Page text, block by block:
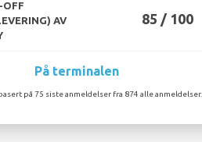
OFF
AV
85 / 100
På terminalen
på 75 siste anmeldelser fra 874 alle anmeldelser.